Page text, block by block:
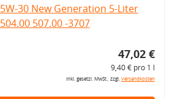
5W-30 New Generation 5-Liter
504.00 507.00 -3707
47,02 €
9,40 € pro 1 l
inkl. gesetzl. MwSt., zzgl.Versandkosten